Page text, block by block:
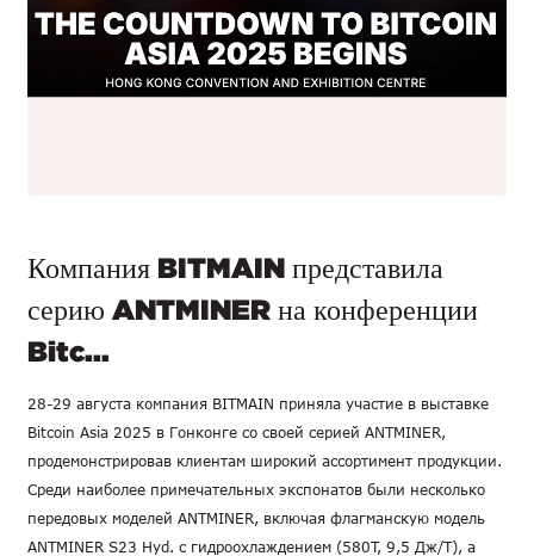
Компания BITMAIN представила
серию ANTMINER на конференции
Bitc...
28-29 августа компания BITMAIN приняла участие в выставке
Bitcoin Asia 2025 в Гонконге со своей серией ANTMINER,
продемонстрировав клиентам широкий ассортимент продукции.
Среди наиболее примечательных экспонатов были несколько
передовых моделей ANTMINER, включая флагманскую модель
ANTMINER S23 Hyd. с гидроохлаждением (580T, 9,5 Дж/Т), а